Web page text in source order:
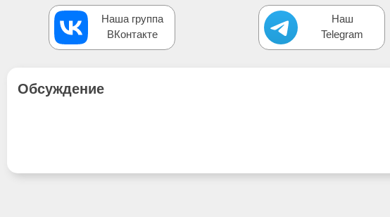
Наша группа
ВКонтакте
Наш
Telegram
Обсуждение